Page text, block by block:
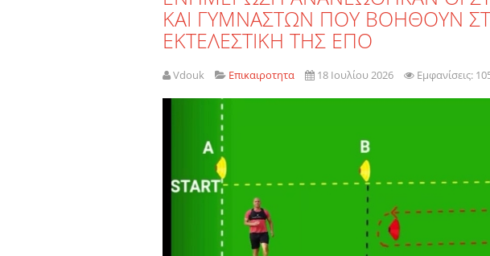
ΚΑΙ ΓΥΜΝΑΣΤΩΝ ΠΟΥ ΒΟΗΘΟΥΝ
ΕΚΤΕΛΕΣΤΙΚΗ ΤΗΣ ΕΠΟ
Vdouk Επικαιροτητα 18 Ιουλίου 2026 Εμφανίσεις: